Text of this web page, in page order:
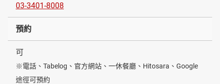
03-3401-8008
預約
可
※電話、Tabelog、官方網站、一休餐廳、Hitosara、Google
途徑可預約